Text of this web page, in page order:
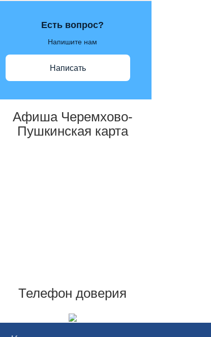
Есть вопрос?
Напишите нам
Написать
Афиша Черемхово-
Пушкинская карта
Телефон доверия